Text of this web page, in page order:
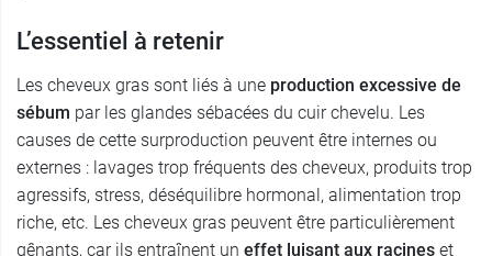
L’essentiel à retenir
Les cheveux gras sont liés à une production excessive de
sébum par les glandes sébacées du cuir chevelu. Les
causes de cette surproduction peuvent être internes ou
externes : lavages trop fréquents des cheveux, produits trop
agressifs, stress, déséquilibre hormonal, alimentation trop
riche, etc. Les cheveux gras peuvent être particulièrement
gênants, car ils entraînent un effet luisant aux racines et